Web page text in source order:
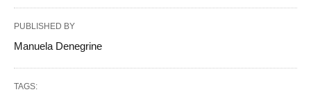
PUBLISHED BY
Manuela Denegrine
TAGS: